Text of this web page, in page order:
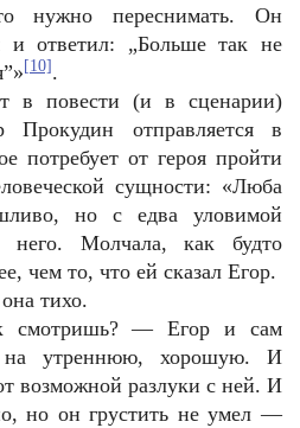
нужно переснимать. Он
и ответил: „Больше так не
[10] .
в повести (и в сценарии)
отправляется в
потребует от героя пройти
сущности: «Люба
но с едва уловимой
него. Молчала, как будто
чем то, что ей сказал Егор.
тихо.
смотришь? — Егор и сам
на утреннюю, хорошую. И
возможной разлуки с ней. И
но он грустить не умел —